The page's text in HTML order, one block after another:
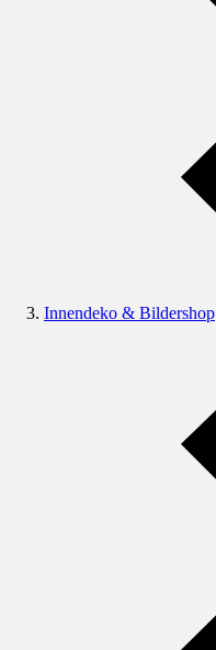
Innendeko & Bildershop